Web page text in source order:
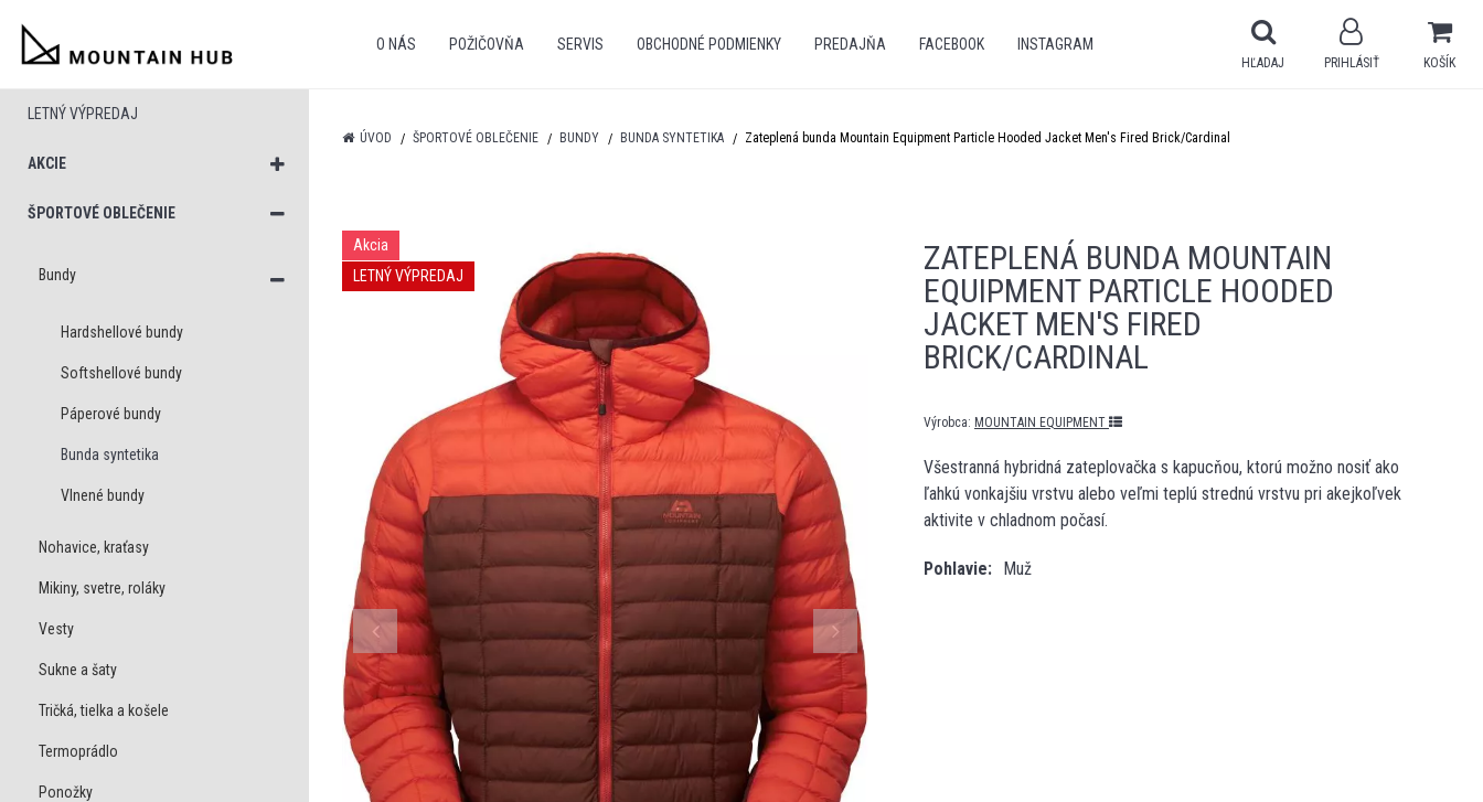
O NÁS POŽIČOVŇA SERVIS OBCHODNÉ PODMIENKY PREDAJŇA FACEBOOK INSTAGRAM
KOŠÍK
PRIHLÁSIŤ
HĽADAJ
LETNÝ VÝPREDAJ
AKCIE
ŠPORTOVÉ OBLEČENIE
Bundy
Hardshellové bundy
Softshellové bundy
Páperové bundy
Bunda syntetika
Vlnené bundy
Nohavice, kraťasy
Mikiny, svetre, roláky
Vesty
Sukne a šaty
Tričká, tielka a košele
Termoprádlo
Ponožky
ÚVOD ŠPORTOVÉ OBLEČENIE BUNDY BUNDA SYNTETIKA Zateplená bunda Mountain Equipment Particle Hooded Jacket Men's Fired Brick/Cardinal
Akcia
LETNÝ VÝPREDAJ
ZATEPLENÁ BUNDA MOUNTAIN
EQUIPMENT PARTICLE HOODED
JACKET MEN'S FIRED
BRICK/CARDINAL
Výrobca: MOUNTAIN EQUIPMENT
Všestranná hybridná zateplovačka s kapucňou, ktorú možno nosiť ako
ľahkú vonkajšiu vrstvu alebo veľmi teplú strednú vrstvu pri akejkoľvek
aktivite v chladnom počasí.
Pohlavie Muž